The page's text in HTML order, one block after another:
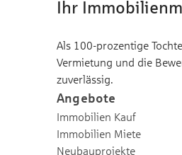
Ihr
Als 100-prozentige
Vermietung und die
zuverlässig.
Angebote
Immobilien Kauf
Immobilien Miete
Neubauprojekte